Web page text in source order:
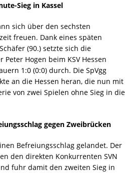
Sieg in Kassel
sich über den sechsten
freuen. Dank eines späten
(90.) setzte sich die
Hogen beim KSV Hessen
1:0 (0:0) durch. Die SpVgg
an die Hessen heran, die nun mit
von zwei Spielen ohne Sieg in die
gegen Zweibrücken
Befreiungsschlag gelandet. Der
den direkten Konkurrenten SVN
fuhr damit den zweiten Sieg in